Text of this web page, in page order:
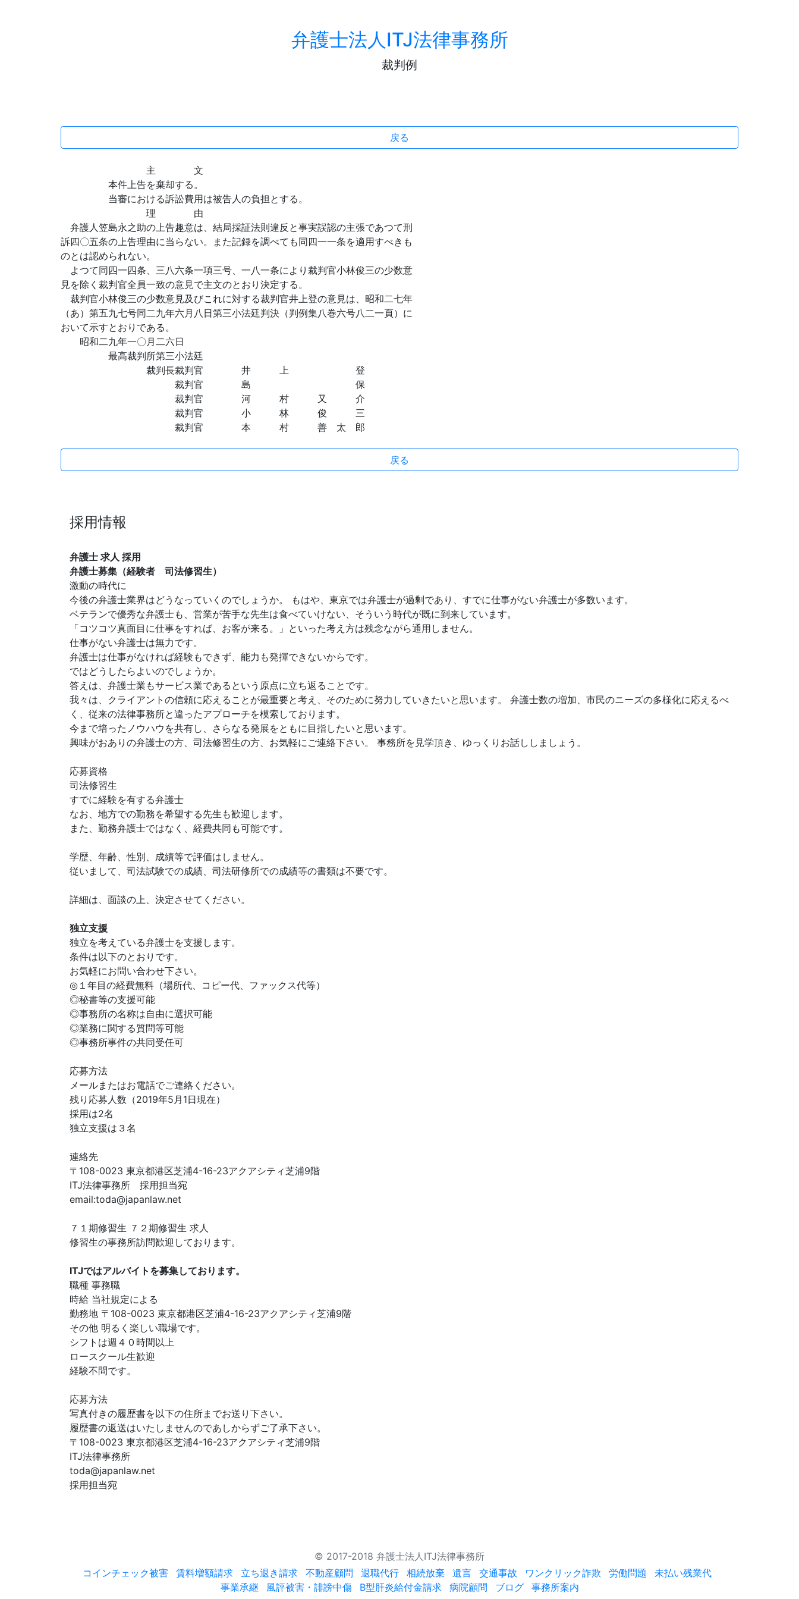
弁護士法人ITJ法律事務所
裁判例
戻る
主 文
本件上告を棄却する。
当審における訴訟費用は被告人の負担とする。
理 由
弁護人笠島永之助の上告趣意は、結局採証法則違反と事実誤認の主張であつて刑
訴四〇五条の上告理由に当らない。また記録を調べても同四一一条を適用すべきも
のとは認められない。
よつて同四一四条、三八六条一項三号、一八一条により裁判官小林俊三の少数意
見を除く裁判官全員一致の意見で主文のとおり決定する。
裁判官小林俊三の少数意見及びこれに対する裁判官井上登の意見は、昭和二七年
（あ）第五九七号同二九年六月八日第三小法廷判決（判例集八巻六号八二一頁）に
おいて示すとおりである。
昭和二九年一〇月二六日
最高裁判所第三小法廷
裁判長裁判官 井 上 登
裁判官 島 保
裁判官 河 村 又 介
裁判官 小 林 俊 三
裁判官 本 村 善 太 郎
戻る
採用情報
弁護士 求人 採用
弁護士募集（経験者 司法修習生）
激動の時代に
今後の弁護士業界はどうなっていくのでしょうか。 もはや、東京では弁護士が過剰であり、すでに仕事がない弁護士が多数います。
ベテランで優秀な弁護士も、営業が苦手な先生は食べていけない、そういう時代が既に到来しています。
「コツコツ真面目に仕事をすれば、お客が来る。」といった考え方は残念ながら通用しません。
仕事がない弁護士は無力です。
弁護士は仕事がなければ経験もできず、能力も発揮できないからです。
ではどうしたらよいのでしょうか。
答えは、弁護士業もサービス業であるという原点に立ち返ることです。
我々は、クライアントの信頼に応えることが最重要と考え、そのために努力していきたいと思います。 弁護士数の増加、市民のニーズの多様化に応えるべ
く、従来の法律事務所と違ったアプローチを模索しております。
今まで培ったノウハウを共有し、さらなる発展をともに目指したいと思います。
興味がおありの弁護士の方、司法修習生の方、お気軽にご連絡下さい。 事務所を見学頂き、ゆっくりお話ししましょう。
応募資格
司法修習生
すでに経験を有する弁護士
なお、地方での勤務を希望する先生も歓迎します。
また、勤務弁護士ではなく、経費共同も可能です。
学歴、年齢、性別、成績等で評価はしません。
従いまして、司法試験での成績、司法研修所での成績等の書類は不要です。
詳細は、面談の上、決定させてください。
独立支援
独立を考えている弁護士を支援します。
条件は以下のとおりです。
お気軽にお問い合わせ下さい。
◎１年目の経費無料（場所代、コピー代、ファックス代等）
◎秘書等の支援可能
◎事務所の名称は自由に選択可能
◎業務に関する質問等可能
◎事務所事件の共同受任可
応募方法
メールまたはお電話でご連絡ください。
残り応募人数（2019年5月1日現在）
採用は2名
独立支援は３名
連絡先
〒108-0023 東京都港区芝浦4-16-23アクアシティ芝浦9階
ITJ法律事務所 採用担当宛
email:toda@japanlaw.net
７１期修習生 ７２期修習生 求人
修習生の事務所訪問歓迎しております。
ITJではアルバイトを募集しております。
職種 事務職
時給 当社規定による
勤務地 〒108-0023 東京都港区芝浦4-16-23アクアシティ芝浦9階
その他 明るく楽しい職場です。
シフトは週４０時間以上
ロースクール生歓迎
経験不問です。
応募方法
写真付きの履歴書を以下の住所までお送り下さい。
履歴書の返送はいたしませんのであしからずご了承下さい。
〒108-0023 東京都港区芝浦4-16-23アクアシティ芝浦9階
ITJ法律事務所
toda@japanlaw.net
採用担当宛
© 2017-2018 弁護士法人ITJ法律事務所
コインチェック被害
賃料増額請求 立ち退き請求 不動産顧問 退職代行 相続放棄 遺言 交通事故 ワンクリック詐欺 労働問題
未払い残業代
事業承継
風評被害・誹謗中傷 B型肝炎給付金請求 病院顧問 ブログ 事務所案内